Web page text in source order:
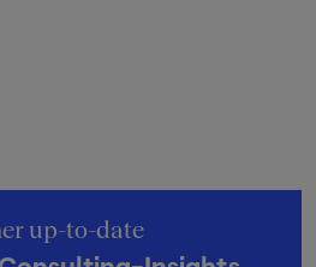
up-to-date